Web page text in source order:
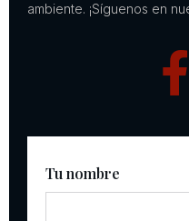
ambiente. ¡Síguenos en
Tu nombre